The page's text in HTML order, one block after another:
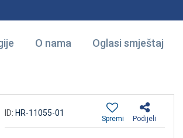
O nama Oglasi smještaj
ID: HR-11055-01
Podijeli
Spremi